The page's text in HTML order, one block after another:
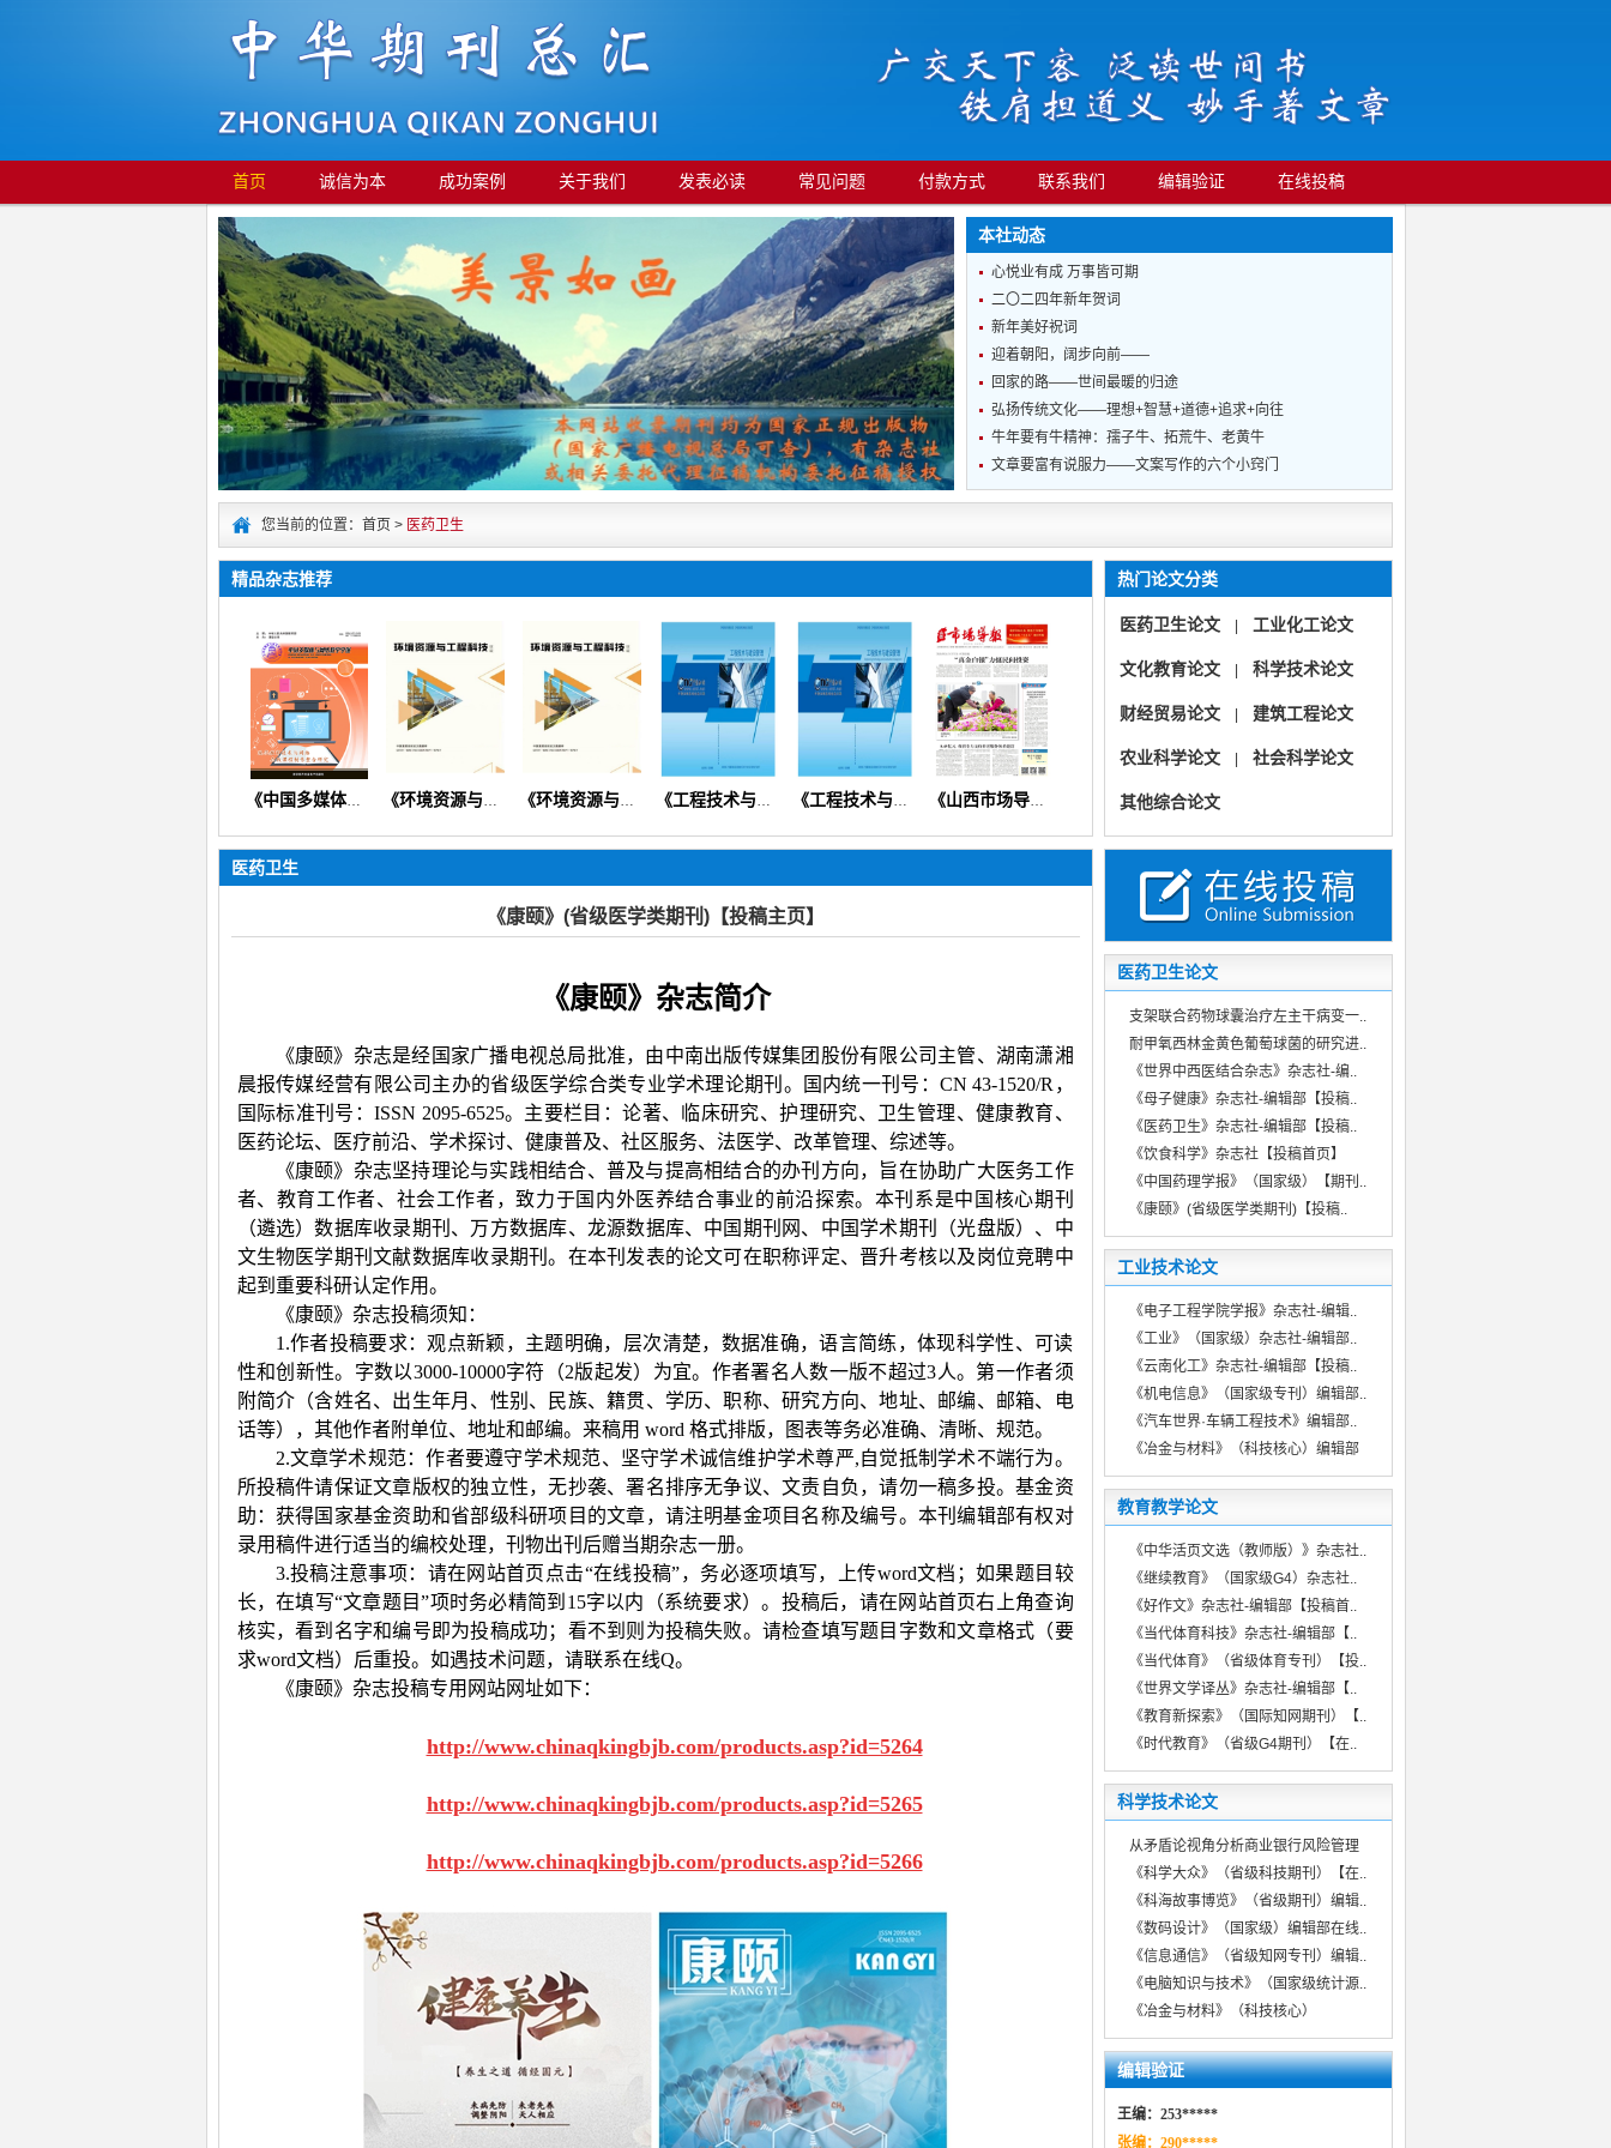
首页 诚信为本 成功案例 关于我们 发表必读 常见问题 付款方式 联系我们 编辑验证 在线投稿
本社动态
心悦业有成 万事皆可期
二〇二四年新年贺词
新年美好祝词
迎着朝阳，阔步向前——
回家的路——世间最暖的归途
弘扬传统文化——理想+智慧+道德+追求+向往
牛年要有牛精神：孺子牛、拓荒牛、老黄牛
文章要富有说服力——文案写作的六个小窍门
您当前的位置：首页 > 医药卫生
精品杂志推荐
《中国多媒体与网络教学学报》 《环境资源与工程科技论坛》（生态环境矿产地质资源经济） 《环境资源与工程科技论坛》 《工程技术与建设管理》（设计规划预算造价安全质量）【知网会刊】 《工程技术与建设管理》 《山西市场导报》（思政党建教育教学财会经济医学健康科普） 《山西市场导报》
医药卫生
《康颐》(省级医学类期刊)【投稿主页】
《康颐》杂志简介
《康颐》杂志是经国家广播电视总局批准，由中南出版传媒集团股份有限公司主管、湖南潇湘
晨报传媒经营有限公司主办的省级医学综合类专业学术理论期刊。国内统一刊号： CN 43-1520/R ，
国际标准刊号：ISSN 2095-6525。主要栏目：论著、临床研究、护理研究、卫生管理、健康教育、
医药论坛、医疗前沿、学术探讨、健康普及、社区服务、法医学、改革管理、综述等。
《康颐》杂志坚持理论与实践相结合、普及与提高相结合的办刊方向，旨在协助广大医务工作
者、教育工作者、社会工作者，致力于国内外医养结合事业的前沿探索。本刊系是中国核心期刊
（遴选）数据库收录期刊、万方数据库、龙源数据库、中国期刊网、中国学术期刊（光盘版）、中
文生物医学期刊文献数据库收录期刊。在本刊发表的论文可在职称评定、晋升考核以及岗位竞聘中
起到重要科研认定作用。
《康颐》杂志投稿须知：
1.作者投稿要求：观点新颖，主题明确，层次清楚，数据准确，语言简练，体现科学性、可读
性和创新性。字数以3000-10000字符（2版起发）为宜。作者署名人数一版不超过3人。第一作者须
附简介（含姓名、出生年月、性别、民族、籍贯、学历、职称、研究方向、地址、邮编、邮箱、电
话等），其他作者附单位、地址和邮编。来稿用 word 格式排版，图表等务必准确、清晰、规范。
2.文章学术规范：作者要遵守学术规范、坚守学术诚信维护学术尊严,自觉抵制学术不端行为。
所投稿件请保证文章版权的独立性，无抄袭、署名排序无争议、文责自负，请勿一稿多投。基金资
助：获得国家基金资助和省部级科研项目的文章，请注明基金项目名称及编号。本刊编辑部有权对
录用稿件进行适当的编校处理，刊物出刊后赠当期杂志一册。
3.投稿注意事项：请在网站首页点击“在线投稿”，务必逐项填写，上传word文档；如果题目较
长，在填写“文章题目”项时务必精简到 15字以内（系统要求）。投稿后，请在网站首页右上角查询
核实，看到名字和编号即为投稿成功；看不到则为投稿失败。请检查填写题目字数和文章格式（要
求word文档）后重投。如遇技术问题，请联系在线Q。
《康颐》杂志投稿专用网站网址如下：
http://www.chinaqkingbjb.com/products.asp?id=5264
http://www.chinaqkingbjb.com/products.asp?id=5265
http://www.chinaqkingbjb.com/products.asp?id=5266
热门论文分类
医药卫生论文 工业化工论文
文化教育论文 科学技术论文
财经贸易论文 建筑工程论文
农业科学论文 社会科学论文
其他综合论文
医药卫生论文
支架联合药物球囊治疗左主干病变一..
耐甲氧西林金黄色葡萄球菌的研究进..
《世界中西医结合杂志》杂志社-编..
《母子健康》杂志社-编辑部【投稿..
《医药卫生》杂志社-编辑部【投稿..
《饮食科学》杂志社【投稿首页】
《中国药理学报》（国家级）【期刊..
《康颐》(省级医学类期刊)【投稿..
工业技术论文
《电子工程学院学报》杂志社-编辑..
《工业》（国家级）杂志社-编辑部..
《云南化工》杂志社-编辑部【投稿..
《机电信息》（国家级专刊）编辑部..
《汽车世界·车辆工程技术》编辑部..
《冶金与材料》（科技核心）编辑部
教育教学论文
《中华活页文选（教师版）》杂志社..
《继续教育》（国家级G4）杂志社..
《好作文》杂志社-编辑部【投稿首..
《当代体育科技》杂志社-编辑部【..
《当代体育》（省级体育专刊）【投..
《世界文学译丛》杂志社-编辑部【..
《教育新探索》（国际知网期刊）【..
《时代教育》（省级G4期刊）【在..
科学技术论文
从矛盾论视角分析商业银行风险管理
《科学大众》（省级科技期刊）【在..
《科海故事博览》（省级期刊）编辑..
《数码设计》（国家级）编辑部在线..
《信息通信》（省级知网专刊）编辑..
《电脑知识与技术》（国家级统计源..
《冶金与材料》（科技核心）
编辑验证
王编：253*****
张编：290*****